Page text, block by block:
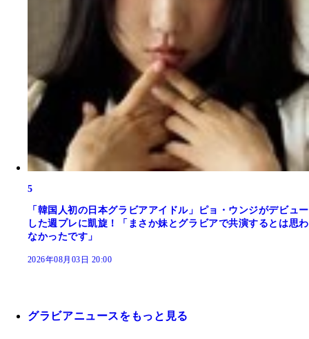
5
「韓国人初の日本グラビアアイドル」ピョ・ウンジがデビュー
した週プレに凱旋！「まさか妹とグラビアで共演するとは思わ
なかったです」
2026年08月03日 20:00
グラビアニュースをもっと見る